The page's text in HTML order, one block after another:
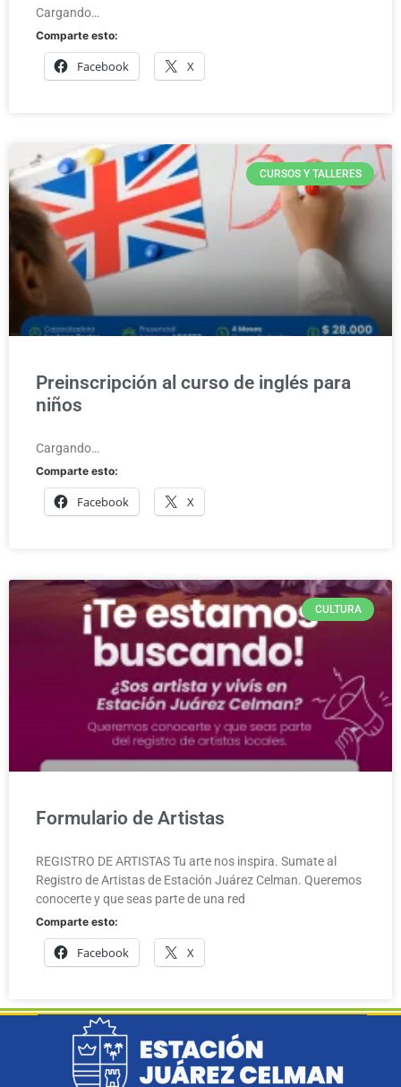
Cargando…
Comparte esto:
Facebook X
CURSOS Y TALLERES
Preinscripción al curso de inglés para
niños
Cargando…
Comparte esto:
Facebook X
CULTURA
Formulario de Artistas
REGISTRO DE ARTISTAS Tu arte nos inspira. Sumate al
Registro de Artistas de Estación Juárez Celman. Queremos
conocerte y que seas parte de una red
Comparte esto:
Facebook X